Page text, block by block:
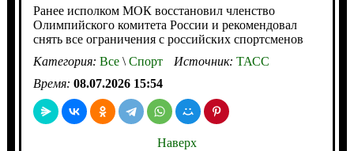
Ранее исполком МОК восстановил членство
Олимпийского комитета России и рекомендовал
снять все ограничения с российских спортсменов
Категория: Все\Спорт Источник: ТАСС
Время: 08.07.2026 15:54
Наверх